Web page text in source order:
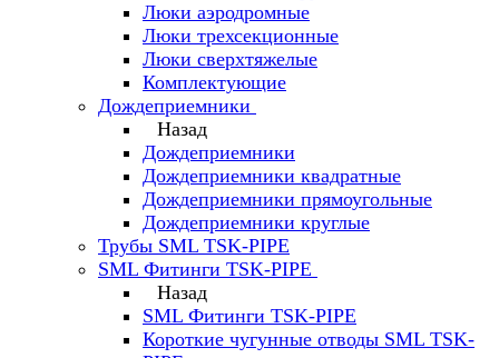
Люки аэродромные
Люки трехсекционные
Люки сверхтяжелые
Комплектующие
Дождеприемники
Назад
Дождеприемники
Дождеприемники квадратные
Дождеприемники прямоугольные
Дождеприемники круглые
Трубы SML TSK-PIPE
SML Фитинги TSK-PIPE
Назад
SML Фитинги TSK-PIPE
Короткие чугунные отводы SML TSK-